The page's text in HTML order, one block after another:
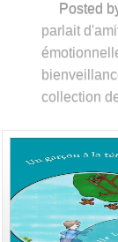
Posted
parlait
collection